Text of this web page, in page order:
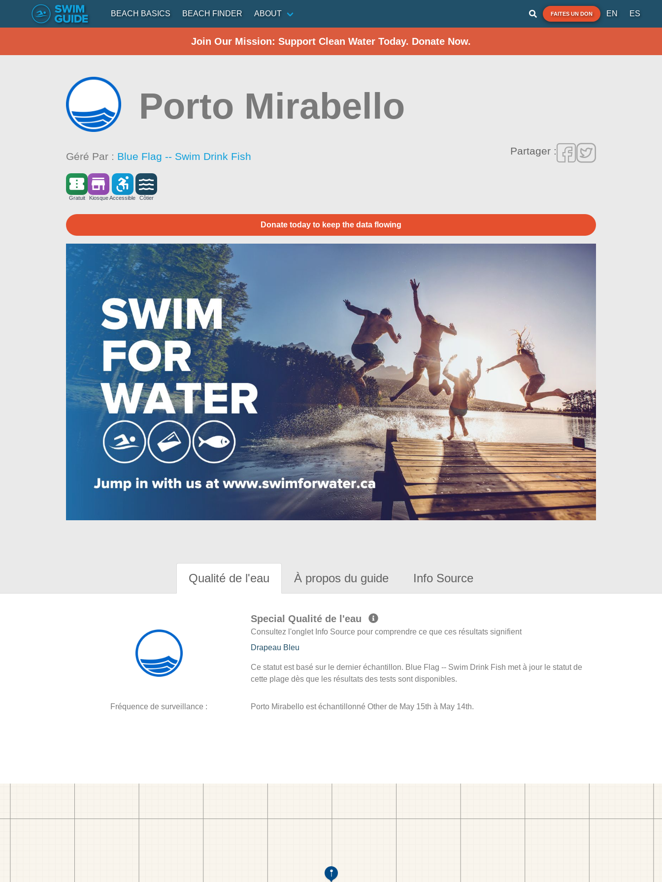
BEACH BASICS BEACH FINDER ABOUT FAITES UN DON EN ES
Join Our Mission: Support Clean Water Today. Donate Now.
Porto Mirabello
Géré Par : Blue Flag -- Swim Drink Fish Partager :
Gratuit Kiosque Accessible Côtier
Donate today to keep the data flowing
Qualité de l'eau À propos du guide Info Source
Special Qualité de l'eau
Consultez l'onglet Info Source pour comprendre ce que ces résultats signifient
Drapeau Bleu
Ce statut est basé sur le dernier échantillon. Blue Flag -- Swim Drink Fish met à jour le statut de
cette plage dès que les résultats des tests sont disponibles.
Fréquence de surveillance : Porto Mirabello est échantillonné Other de May 15th à May 14th.